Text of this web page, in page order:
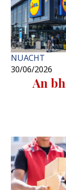
NUACHT
30/06/2026
An